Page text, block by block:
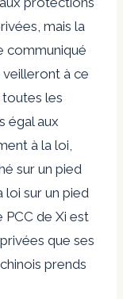
mais la
communiqué
veilleront à ce
les
égal aux
à la loi,
sur un pied
loi sur un pied
PCC de Xi est
que ses
prends